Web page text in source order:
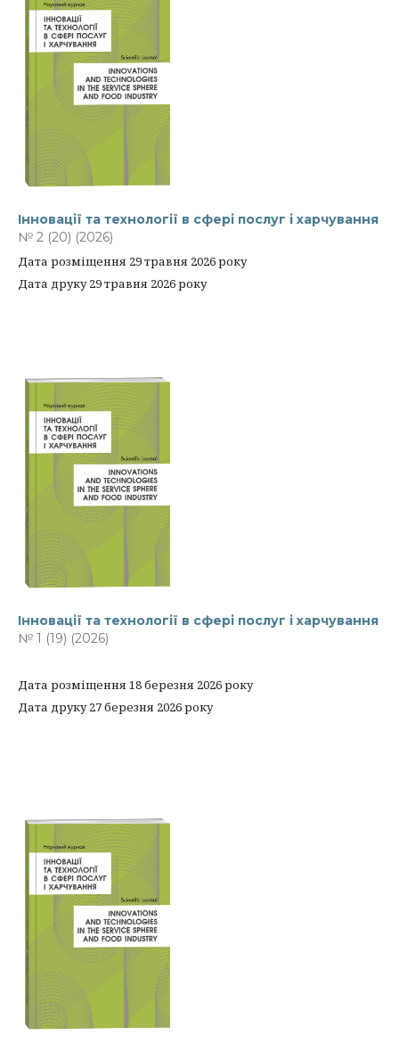
Інновації та технології в сфері послуг і харчування
№ 2 (20) (2026)
Дата розміщення 29 травня 2026 року
Дата друку 29 травня 2026 року
Інновації та технології в сфері послуг і харчування
№ 1 (19) (2026)
Дата розміщення 18 березня 2026 року
Дата друку 27 березня 2026 року